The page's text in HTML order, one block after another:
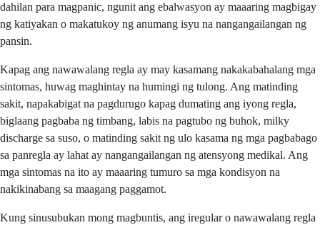
dahilan para magpanic, ngunit ang ebalwasyon ay maaaring magbigay
ng katiyakan o makatukoy ng anumang isyu na nangangailangan ng
pansin.
Kapag ang nawawalang regla ay may kasamang nakakabahalang mga
sintomas, huwag maghintay na humingi ng tulong. Ang matinding
sakit, napakabigat na pagdurugo kapag dumating ang iyong regla,
biglaang pagbaba ng timbang, labis na pagtubo ng buhok, milky
discharge sa suso, o matinding sakit ng ulo kasama ng mga pagbabago
sa panregla ay lahat ay nangangailangan ng atensyong medikal. Ang
mga sintomas na ito ay maaaring tumuro sa mga kondisyon na
nakikinabang sa maagang paggamot.
Kung sinusubukan mong magbuntis, ang iregular o nawawalang regla